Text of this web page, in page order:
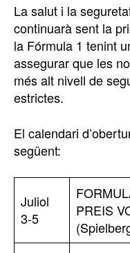
La salut i la
continuarà sent la
la Fórmula 1 tenint
assegurar que les
més alt nivell de
estrictes.
El calendari
següent:
Juliol
3-5
PREIS